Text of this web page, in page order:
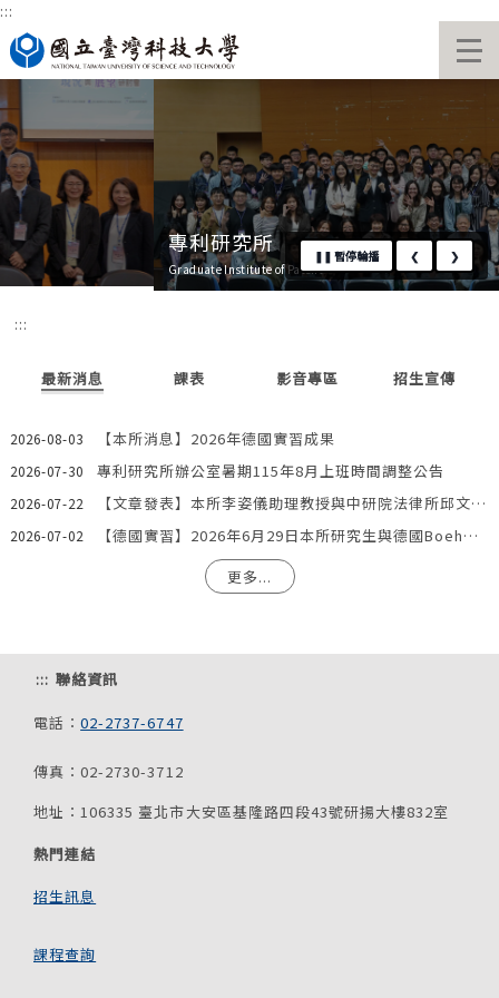
跳
到
主
要
容
區
:::
國立臺灣科技大學首頁
❚❚ 暫停輪播 ❮ ❯
專利研究所
Graduate Institute of Patent
:::
最新消息 課表 影音專區 招生宣傳
2026-08-03 【本所消息】2026年德國實習成果
2026-07-30 專利研究所辦公室暑期115年8月上班時間調整公告
2026-07-22 【文章發表】本所李姿儀助理教授與中研院法律所邱文聰研究員發表文章：「『合理使用』夠用嗎？AI模型訓練著作利用合法性之階段化分析與我國法制因應」
2026-07-02
【德國實習】2026年6月29日本所研究生與德國Boehmert & Boehmert專利事務所一同參訪歐洲專利局。
更多...
::: 聯絡資訊
電話：02-2737-6747
傳真：02-2730-3712
地址：106335 臺北市大安區基隆路四段43號研揚大樓832室
熱門連結
招生訊息
課程查詢